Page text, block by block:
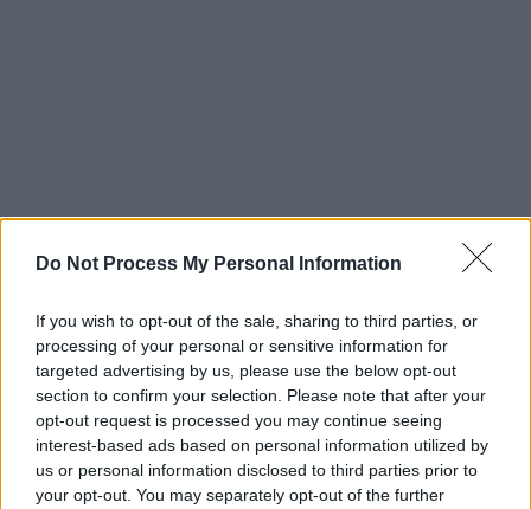
Do Not Process My Personal Information
If you wish to opt-out of the sale, sharing to third parties, or
processing of your personal or sensitive information for
targeted advertising by us, please use the below opt-out
section to confirm your selection. Please note that after your
opt-out request is processed you may continue seeing
interest-based ads based on personal information utilized by
us or personal information disclosed to third parties prior to
your opt-out. You may separately opt-out of the further
Vollgas mit Freunden
Folge 4
Mi 8.7. 23:40 Serie Doku-Soap
Übersicht